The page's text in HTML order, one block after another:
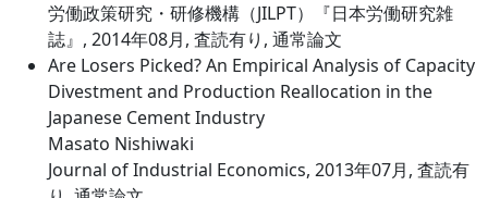
労働政策研究・研修機構（JILPT）『日本労働研究雑
誌』, 2014年08月, 査読有り, 通常論文
Are Losers Picked? An Empirical Analysis of Capacity
Divestment and Production Reallocation in the
Japanese Cement Industry
Masato Nishiwaki
Journal of Industrial Economics, 2013年07月, 査読有